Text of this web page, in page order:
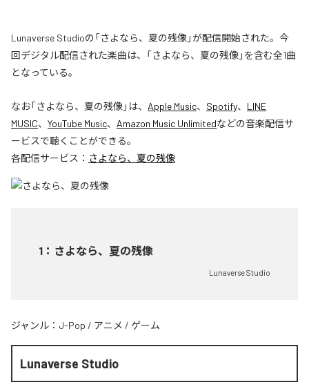
Lunaverse Studioの「さよなら、夏の残像」が配信開始された。今
回デジタル配信された楽曲は、「さよなら、夏の残像」を含む全1曲
となっている。
なお「さよなら、夏の残像」は、 Apple Music、 Spotify、 LINE
MUSIC、 YouTube Music、 Amazon Music Unlimitedなどの音楽配信サ
ービスで聴くことができる。
各配信サービス： さよなら、夏の残像
1 ： さよなら、夏の残像
Lunaverse Studio
ジャンル： J-Pop / アニメ / ゲーム
Lunaverse Studio